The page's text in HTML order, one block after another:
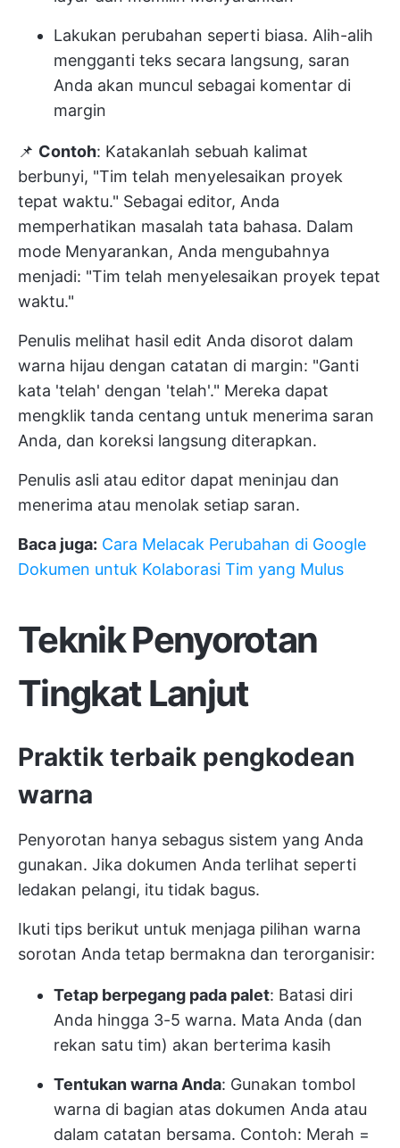
Lakukan perubahan seperti biasa. Alih-alih
mengganti teks secara langsung, saran
Anda akan muncul sebagai komentar di
margin
📌 Contoh: Katakanlah sebuah kalimat
berbunyi, "Tim telah menyelesaikan proyek
tepat waktu." Sebagai editor, Anda
memperhatikan masalah tata bahasa. Dalam
mode Menyarankan, Anda mengubahnya
menjadi: "Tim telah menyelesaikan proyek tepat
waktu."
Penulis melihat hasil edit Anda disorot dalam
warna hijau dengan catatan di margin: "Ganti
kata 'telah' dengan 'telah'." Mereka dapat
mengklik tanda centang untuk menerima saran
Anda, dan koreksi langsung diterapkan.
Penulis asli atau editor dapat meninjau dan
menerima atau menolak setiap saran.
Baca juga: Cara Melacak Perubahan di Google
Dokumen untuk Kolaborasi Tim yang Mulus
Teknik Penyorotan
Tingkat Lanjut
Praktik terbaik pengkodean
warna
Penyorotan hanya sebagus sistem yang Anda
gunakan. Jika dokumen Anda terlihat seperti
ledakan pelangi, itu tidak bagus.
Ikuti tips berikut untuk menjaga pilihan warna
sorotan Anda tetap bermakna dan terorganisir:
Tetap berpegang pada palet: Batasi diri
Anda hingga 3-5 warna. Mata Anda (dan
rekan satu tim) akan berterima kasih
Tentukan warna Anda: Gunakan tombol
warna di bagian atas dokumen Anda atau
dalam catatan bersama. Contoh: Merah =